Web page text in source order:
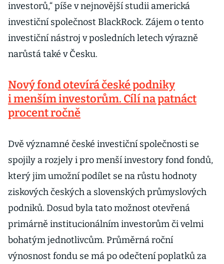
investorů,“ píše v nejnovější studii americká
investiční společnost BlackRock. Zájem o tento
investiční nástroj v posledních letech výrazně
narůstá také v Česku.
Nový fond otevírá české podniky
i menším investorům. Cílí na patnáct
procent ročně
Dvě významné české investiční společnosti se
spojily a rozjely i pro menší investory fond fondů,
který jim umožní podílet se na růstu hodnoty
ziskových českých a slovenských průmyslových
podniků. Dosud byla tato možnost otevřená
primárně institucionálním investorům či velmi
bohatým jednotlivcům. Průměrná roční
výnosnost fondu se má po odečtení poplatků za